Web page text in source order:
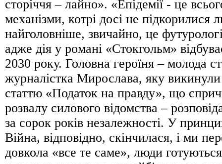
сторіччя – лайно». «Епідемії - це
механізми, котрі досі не підкорилися
найголовніше, звичайно, це
адже дія у романі «Стокгольм»
2030 року. Головна героїня – молода
журналістка Мирослава, яку викинули
статтю «Податок на правду», що
розвалу силового відомства –
за сорок років незалежності. У
Війна, відповідно, скінчилася, і ми
довкола «все те саме», люди